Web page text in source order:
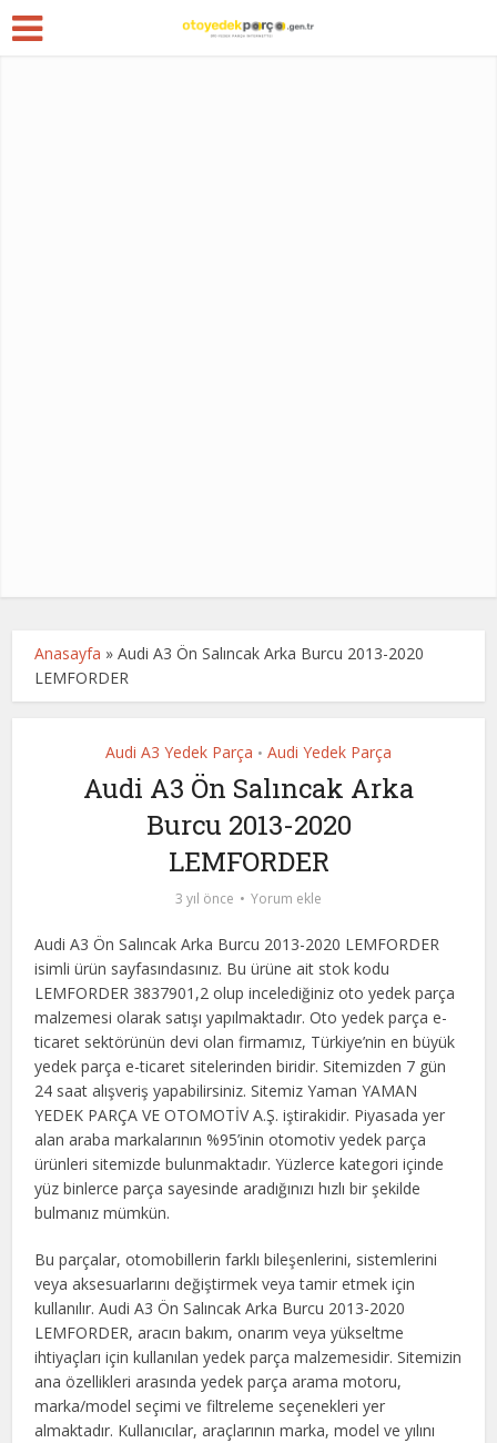
Anasayfa »Audi A3 Ön Salıncak Arka Burcu 2013-2020
LEMFORDER
Audi A3 Yedek Parça • Audi Yedek Parça
Audi A3 Ön Salıncak Arka
Burcu 2013-2020
LEMFORDER
3 yıl önce Yorum ekle
Audi A3 Ön Salıncak Arka Burcu 2013-2020 LEMFORDER
isimli ürün sayfasındasınız. Bu ürüne ait stok kodu
LEMFORDER 3837901,2 olup incelediğiniz oto yedek parça
malzemesi olarak satışı yapılmaktadır. Oto yedek parça e-
ticaret sektörünün devi olan firmamız, Türkiye’nin en büyük
yedek parça e-ticaret sitelerinden biridir. Sitemizden 7 gün
24 saat alışveriş yapabilirsiniz. Sitemiz Yaman YAMAN
YEDEK PARÇA VE OTOMOTİV A.Ş. iştirakidir. Piyasada yer
alan araba markalarının %95’inin otomotiv yedek parça
ürünleri sitemizde bulunmaktadır. Yüzlerce kategori içinde
yüz binlerce parça sayesinde aradığınızı hızlı bir şekilde
bulmanız mümkün.
Bu parçalar, otomobillerin farklı bileşenlerini, sistemlerini
veya aksesuarlarını değiştirmek veya tamir etmek için
kullanılır. Audi A3 Ön Salıncak Arka Burcu 2013-2020
LEMFORDER, aracın bakım, onarım veya yükseltme
ihtiyaçları için kullanılan yedek parça malzemesidir. Sitemizin
ana özellikleri arasında yedek parça arama motoru,
marka/model seçimi ve filtreleme seçenekleri yer
almaktadır. Kullanıcılar, araçlarının marka, model ve yılını